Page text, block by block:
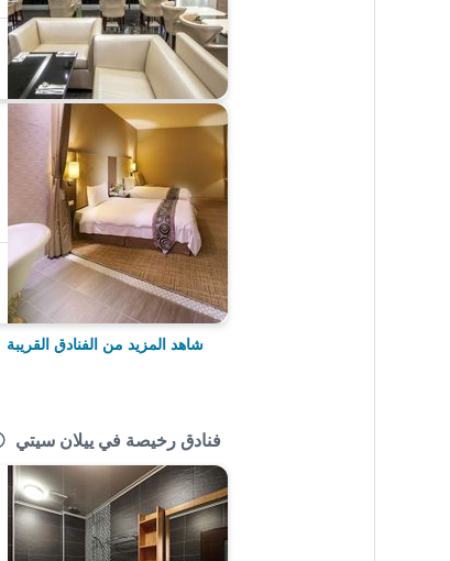
شاهد المزيد من الفنادق القريبة
فنادق رخيصة في ييلان سيتي